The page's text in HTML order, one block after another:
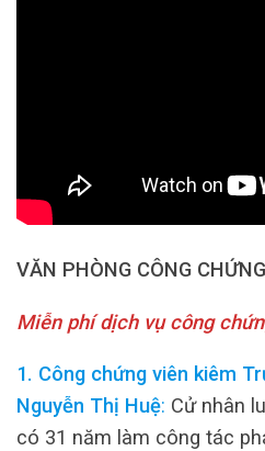
VĂN PHÒNG CÔNG
Miễn phí dịch vụ công
1. Công chứng viên kiêm
Nguyễn Thị Huệ: Cử nhân
có 31 năm làm công tác